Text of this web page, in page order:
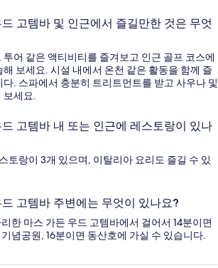
고템바 및 인근에서 즐길만한 것은 무엇
투어 같은 액티비티를 즐겨보고 인근 골프 코스에
보세요. 시설 내에서 온천 같은 활동을 함께 즐
다. 스파에서 충분히 트리트먼트를 받고 사우나 및
보세요.
고템바 내 또는 인근에 레스토랑이 있나
토랑이 3개 있으며, 이탈리아 요리도 즐길 수 있
고템바 주변에는 무엇이 있나요?
한 마스 가든 우드 고템바에서 걸어서 14분이면
념공원, 16분이면 동산호에 가실 수 있습니다.